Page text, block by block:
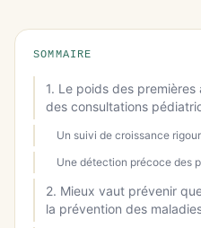
SOMMAIRE
1. Le poids des
des consultations
Un suivi de croissance
Une détection précoce des
2. Mieux vaut prévenir
la prévention des